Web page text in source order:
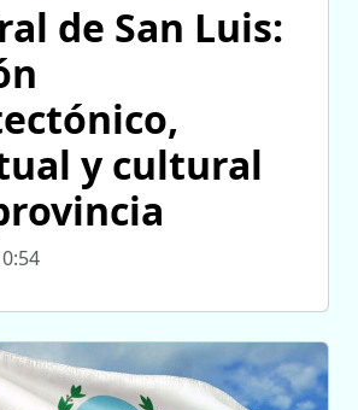
de San Luis:
y cultural